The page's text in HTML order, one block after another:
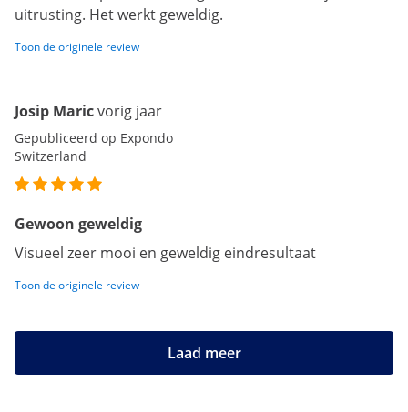
uitrusting. Het werkt geweldig.
Toon de originele review
Josip Maricvorig jaar
Gepubliceerd op Expondo
Switzerland
Gewoon geweldig
Visueel zeer mooi en geweldig eindresultaat
Toon de originele review
Laad meer